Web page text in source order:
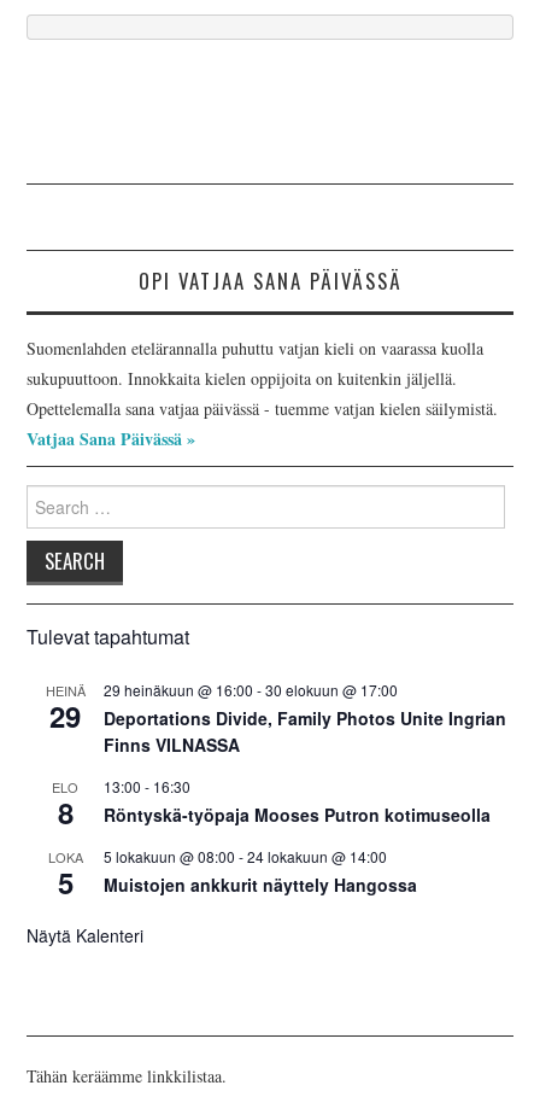
OPI VATJAA SANA PÄIVÄSSÄ
Suomenlahden etelärannalla puhuttu vatjan kieli on vaarassa kuolla
sukupuuttoon. Innokkaita kielen oppijoita on kuitenkin jäljellä.
Opettelemalla sana vatjaa päivässä - tuemme vatjan kielen säilymistä.
Vatjaa Sana Päivässä »
for:
Tulevat tapahtumat
HEINÄ
29
29 heinäkuun @ 16:00 -30 elokuun @ 17:00
Deportations Divide, Family Photos Unite Ingrian
Finns VILNASSA
ELO
8
13:00 - 16:30
Röntyskä-työpaja Mooses Putron kotimuseolla
LOKA
5
5 lokakuun @ 08:00 -24 lokakuun @ 14:00
Muistojen ankkurit näyttely Hangossa
Näytä Kalenteri
Tähän keräämme linkkilistaa.